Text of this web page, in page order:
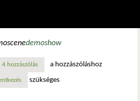
demoshow
function 2019 tartalommal kapcsolatosan
4 hozzászólás a hozzászóláshoz
szükséges